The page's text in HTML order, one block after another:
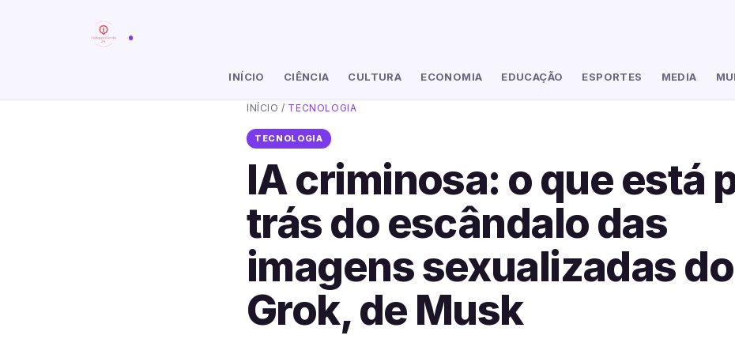
.
INÍCIO CIÊNCIA CULTURA ECONOMIA EDUCAÇÃO ESPORTES MEDIA
INÍCIO / TECNOLOGIA
TECNOLOGIA
IA criminosa: o que está
trás do escândalo das
imagens sexualizadas do
Grok, de Musk